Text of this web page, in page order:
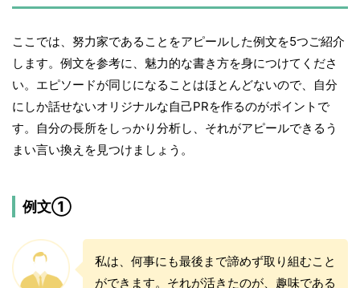
ここでは、努力家であることをアピールした例文を5つご紹介
します。例文を参考に、魅力的な書き方を身につけてくださ
い。エピソードが同じになることはほとんどないので、自分
にしか話せないオリジナルな自己PRを作るのがポイントで
す。自分の長所をしっかり分析し、それがアピールできるう
まい言い換えを見つけましょう。
例文①
私は、何事にも最後まで諦めず取り組むこと
ができます。それが活きたのが、趣味である